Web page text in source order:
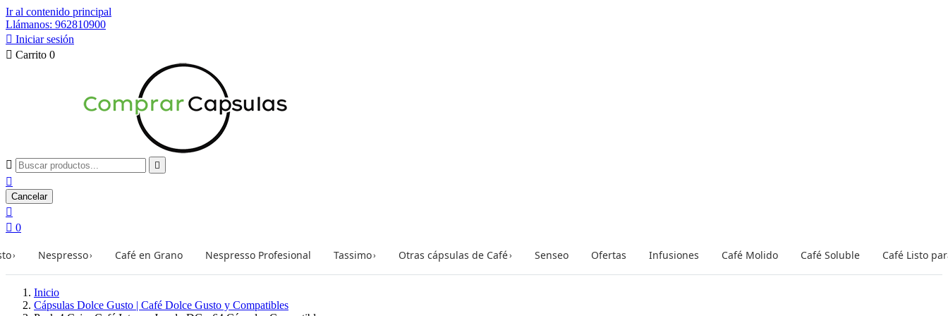
Ir al contenido principal
Llámanos: 962810900
 Iniciar sesión
 Carrito 0
 

Cancelar

 0
› Nespresso› Café en Grano Nespresso Profesional Tassimo› Otras cápsulas de Café› Senseo Ofertas Infusiones Café Molido Café Soluble Café Listo
Inicio
Cápsulas Dolce Gusto | Café Dolce Gusto y Compatibles